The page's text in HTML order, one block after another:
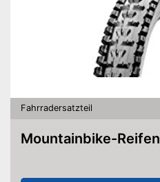
Fahrradersatzteil
Mountainbike-Reifen